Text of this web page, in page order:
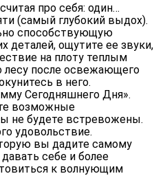
про себя: один…
(самый глубокий выдох).
способствующую
деталей, ощутите ее звуки,
на плоту теплым
лесу после освежающего
в него.
Сегодняшнего Дня».
возможные
не будете встревожены.
удовольствие.
вы дадите самому
себе и более
к волнующим